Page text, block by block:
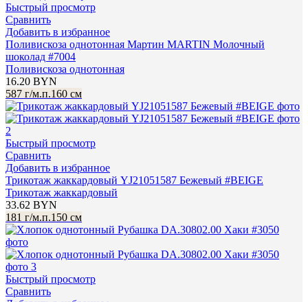
Быстрый просмотр
Сравнить
Добавить в избранное
Поливискоза однотонная Мартин MARTIN Молочный
шоколад #7004
Поливискоза однотонная
16.20 BYN
587 г/м.п.160 см
Быстрый просмотр
Сравнить
Добавить в избранное
Трикотаж жаккардовый YJ21051587 Бежевый #BEIGE
Трикотаж жаккардовый
33.62 BYN
181 г/м.п.150 см
Быстрый просмотр
Сравнить